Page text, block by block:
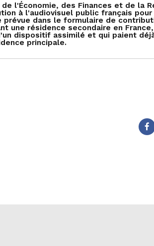
l'Économie, des Finances et de la
à l'audiovisuel public français pour
dans le formulaire de
une résidence secondaire en
dispositif assimilé et qui paient
principale.